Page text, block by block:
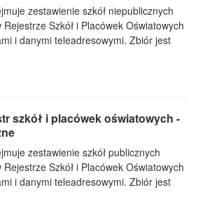
zestawienie szkół niepublicznych
Szkół i Placówek Oświatowych
i danymi teleadresowymi. Zbiór jest
szkół i placówek oświatowych -
zestawienie szkół publicznych
Szkół i Placówek Oświatowych
i danymi teleadresowymi. Zbiór jest